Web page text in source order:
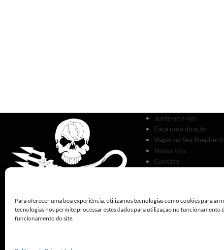
Para oferecer uma boa experiência, utilizamos tecnologias como cookies para
tecnologias nos permite processar estes dados para utilização no
funcionamento do site.
Junte-se a nós
Faça uma doação
Vagas na Sea
Nossa loja
Contato